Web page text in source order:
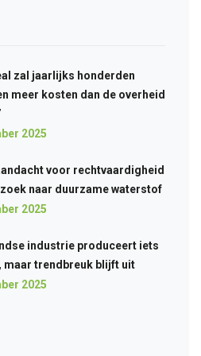
zal jaarlijks honderden
meer kosten dan de overheid
2025
voor rechtvaardigheid
naar duurzame waterstof
2025
industrie produceert iets
maar trendbreuk blijft uit
2025